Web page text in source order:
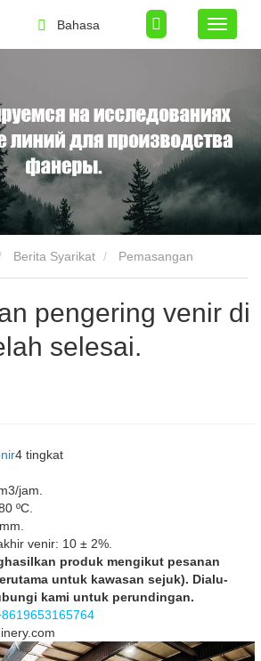
Bahasa
Berita Syarikat
pengering venir di
selesai.
4 tingkat
jam.
ºС.
venir: 10 ± 2%.
produk mengikut pesanan
untuk kawasan sejuk). Dialu-
kami untuk perundingan.